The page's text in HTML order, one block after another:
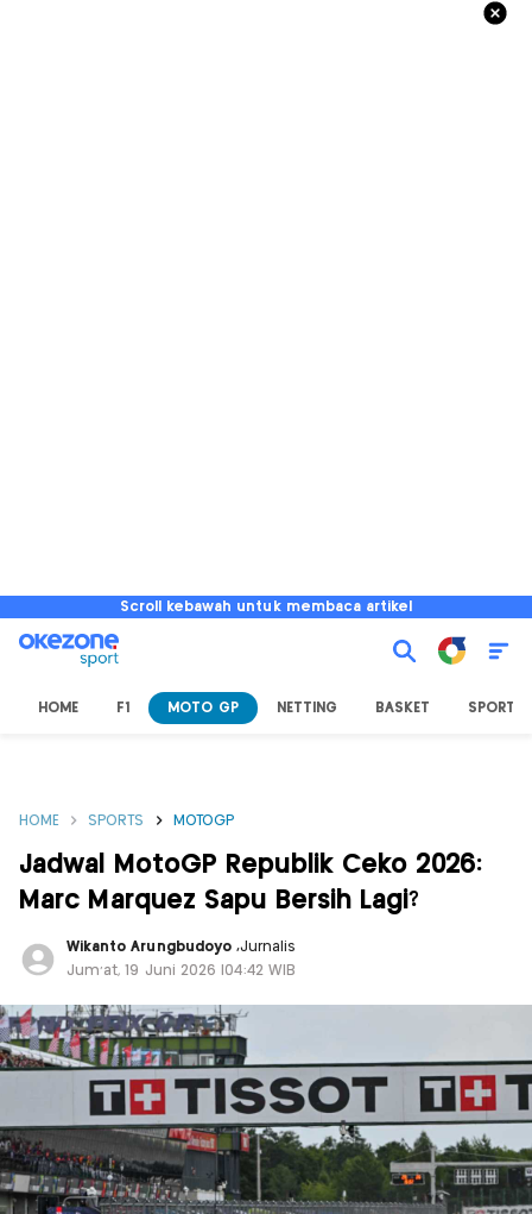
Scroll kebawah untuk membaca artikel
HOME F1 MOTO GP NETTING BASKET SPORT
HOME SPORTS MOTOGP
Jadwal MotoGP Republik Ceko 2026:
Marc Marquez Sapu Bersih Lagi?
Wikanto Arungbudoyo ,Jurnalis
Jum'at, 19 Juni 2026 |04:42 WIB